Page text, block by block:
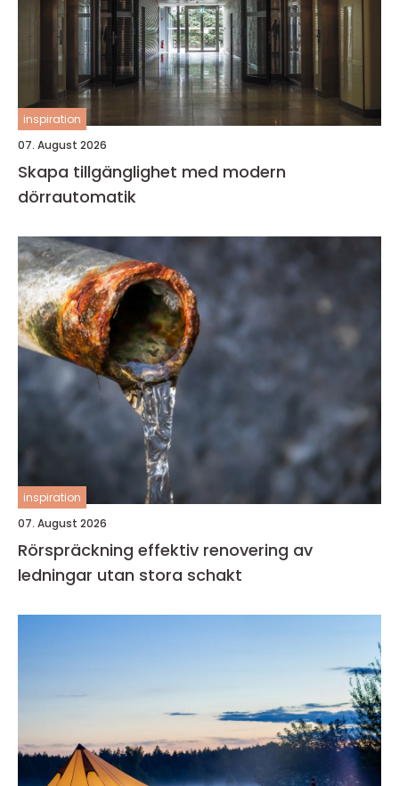
inspiration
07. August 2026
Skapa tillgänglighet med modern
dörrautomatik
inspiration
07. August 2026
Rörspräckning effektiv renovering av
ledningar utan stora schakt